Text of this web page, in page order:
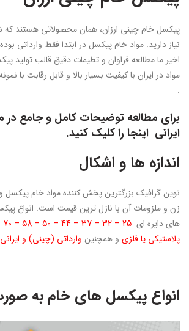
پیکسل خام چینی ارزان، همان محصولاتی هستند که
نیاز دارید. مواد خام پیکسل در ابتدا فقط وارداتی
اخیر ما مطالعه فراوان و تظیمات دقیق قالب تولید
مواد در ایران با کیفیت بسیار بالا و قابل رقابت با
.
برای مطالعه توضیحات کامل و جامع در
ایرانی اینجا را کلیک کنید.
اندازه ها و اشکال
نوین گرافیک بزرگترین پخش کننده مواد خام
زن و ملزومات آن با نازل ترین قیمت است. انواع
های دایره ای 25 – 32 – 37 – 44 – 50 – 58 – 70
پلاستیکی یا فلزی و همچنین وارداتی (چینی) و ایرانی
انواع پیکسل های خام به